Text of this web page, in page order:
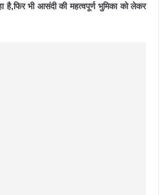
है,फिर भी आसंदी की महत्वपूर्ण भुमिका को लेकर